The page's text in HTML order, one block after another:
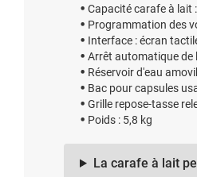
Capacité carafe à lait :
Programmation des
Interface : écran
Arrêt automatique de
Réservoir d'eau
Bac pour capsules
Grille repose-tasse
Poids : 5,8 kg
La carafe à lait